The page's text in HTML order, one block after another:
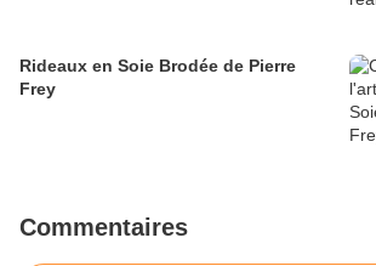
Rideaux en Soie Brodée de Pierre
Frey
Commentaires